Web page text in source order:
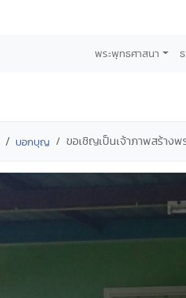
พระพุทธศาสนา
บอกบุญ ขอเชิญเป็นเจ้าภาพสร้าง